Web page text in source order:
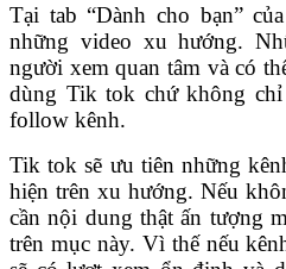
Tại tab “Dành cho bạn”
những video xu hướng.
người xem quan tâm và có
dùng Tik tok chứ không
follow kênh.
Tik tok sẽ ưu tiên những
hiện trên xu hướng. Nếu
cần nội dung thật ấn tượng
trên mục này. Vì thế nếu